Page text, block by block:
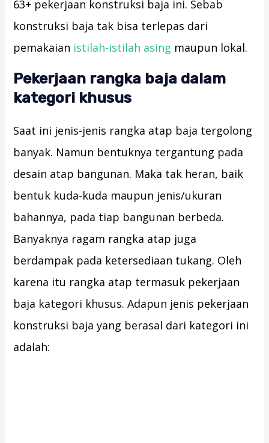
63+ pekerjaan konstruksi baja ini. Sebab
konstruksi baja tak bisa terlepas dari
pemakaian istilah-istilah asing maupun lokal.
Pekerjaan rangka baja dalam
kategori khusus
Saat ini jenis-jenis rangka atap baja tergolong
banyak. Namun bentuknya tergantung pada
desain atap bangunan. Maka tak heran, baik
bentuk kuda-kuda maupun jenis/ukuran
bahannya, pada tiap bangunan berbeda.
Banyaknya ragam rangka atap juga
berdampak pada ketersediaan tukang. Oleh
karena itu rangka atap termasuk pekerjaan
baja kategori khusus. Adapun jenis pekerjaan
konstruksi baja yang berasal dari kategori ini
adalah: